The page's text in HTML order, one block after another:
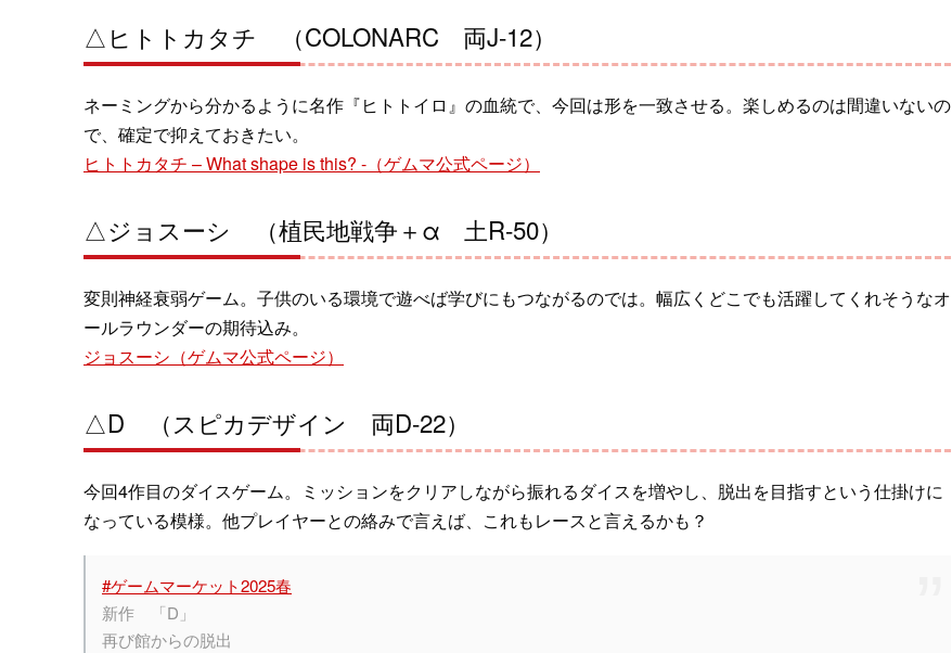
△ヒトトカタチ （COLONARC 両J-12）
ネーミングから分かるように名作『ヒトトイロ』の血統で、今回は形を一致させる。楽しめるのは間違いないの
で、確定で抑えておきたい。
ヒトトカタチ – What shape is this? -（ゲムマ公式ページ）
△ジョスーシ （植民地戦争＋α 土R-50）
変則神経衰弱ゲーム。子供のいる環境で遊べば学びにもつながるのでは。幅広くどこでも活躍してくれそうなオ
ールラウンダーの期待込み。
ジョスーシ（ゲムマ公式ページ）
△D （スピカデザイン 両D-22）
今回4作目のダイスゲーム。ミッションをクリアしながら振れるダイスを増やし、脱出を目指すという仕掛けに
なっている模様。他プレイヤーとの絡みで言えば、これもレースと言えるかも？
#ゲームマーケット2025春
新作 「D」
再び館からの脱出